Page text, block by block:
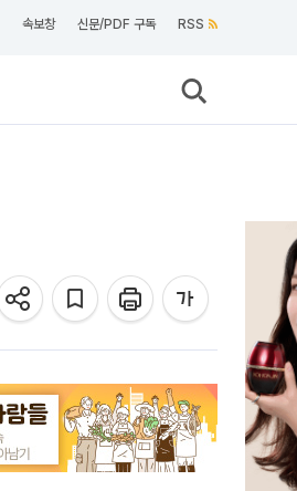
속보창 신문/PDF 구독 RSS